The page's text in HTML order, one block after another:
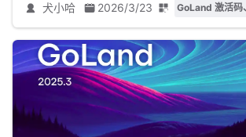
犬小哈 2026/3/23 GoLand 激活码